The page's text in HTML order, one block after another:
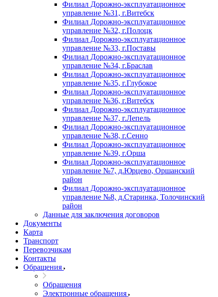
Филиал Дорожно-эксплуатационное
управление №31, г.Витебск
Филиал Дорожно-эксплуатационное
управление №32, г.Полоцк
Филиал Дорожно-эксплуатационное
управление №33, г.Поставы
Филиал Дорожно-эксплуатационное
управление №34, г.Браслав
Филиал Дорожно-эксплуатационное
управление №35, г.Глубокое
Филиал Дорожно-эксплуатационное
управление №36, г.Витебск
Филиал Дорожно-эксплуатационное
управление №37, г.Лепель
Филиал Дорожно-эксплуатационное
управление №38, г.Сенно
Филиал Дорожно-эксплуатационное
управление №39, г.Орша
Филиал Дорожно-эксплуатационное
управление №7, д.Юрцево, Оршанский
район
Филиал Дорожно-эксплуатационное
управление №8, д.Старинка, Толочинский
район
Данные для заключения договоров
Документы
Карта
Транспорт
Перевозчикам
Контакты
Обращения
Обращения
Электронные обращения